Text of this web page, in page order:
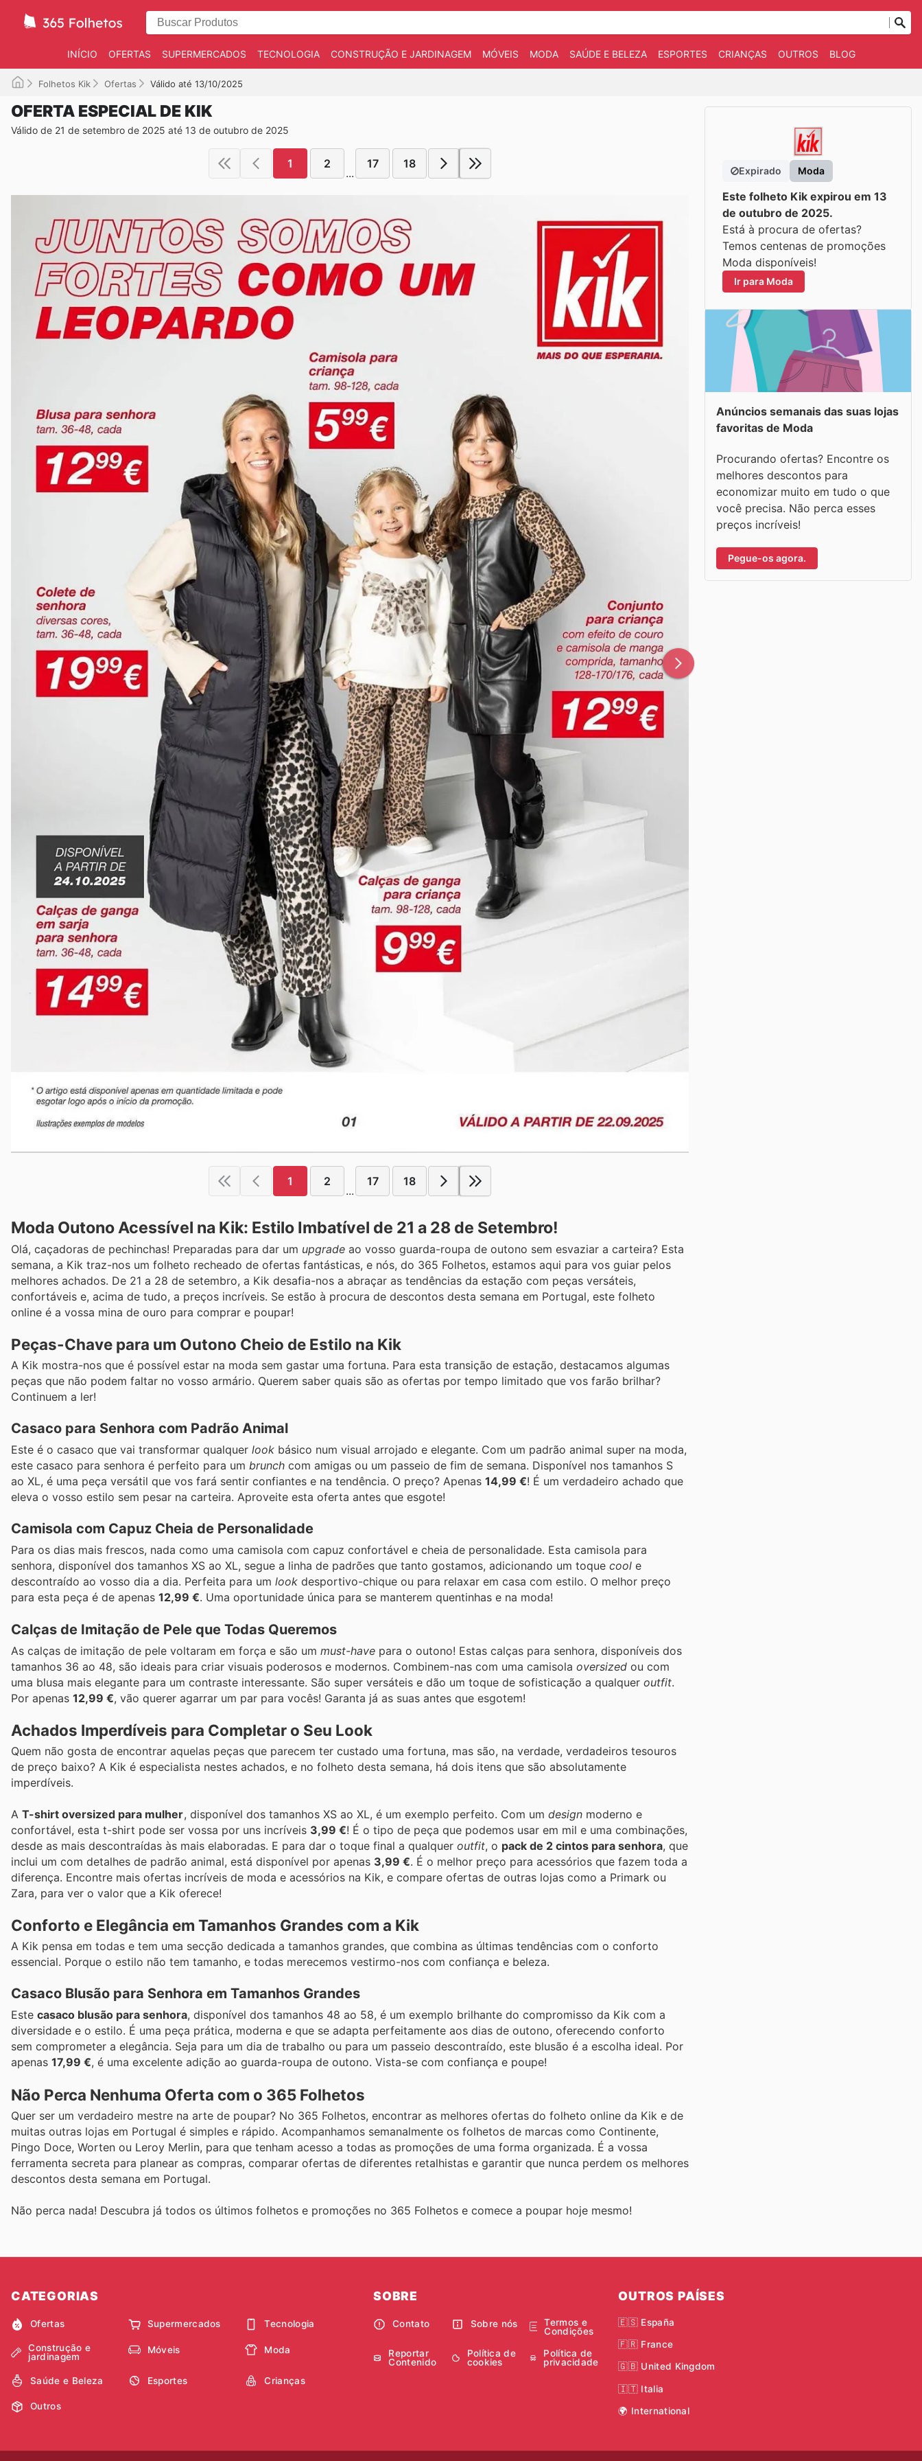
INÍCIO OFERTAS SUPERMERCADOS TECNOLOGIA CONSTRUÇÃO E JARDINAGEM MÓVEIS MODA SAÚDE E BELEZA ESPORTES CRIANÇAS OUTROS BLOG
Folhetos Kik Ofertas Válido até 13/10/2025
OFERTA ESPECIAL DE KIK
Válido de 21 de setembro de 2025 até 13 de outubro de 2025
1 2
...
17 18
1 2
...
17 18
Moda Outono Acessível na Kik: Estilo Imbatível de 21 a 28 de Setembro!
Olá, caçadoras de pechinchas! Preparadas para dar um upgrade ao vosso guarda-roupa de outono sem esvaziar a carteira? Esta
semana, a Kik traz-nos um folheto recheado de ofertas fantásticas, e nós, do 365 Folhetos, estamos aqui para vos guiar pelos
melhores achados. De 21 a 28 de setembro, a Kik desafia-nos a abraçar as tendências da estação com peças versáteis,
confortáveis e, acima de tudo, a preços incríveis. Se estão à procura de descontos desta semana em Portugal, este folheto
online é a vossa mina de ouro para comprar e poupar!
Peças-Chave para um Outono Cheio de Estilo na Kik
A Kik mostra-nos que é possível estar na moda sem gastar uma fortuna. Para esta transição de estação, destacamos algumas
peças que não podem faltar no vosso armário. Querem saber quais são as ofertas por tempo limitado que vos farão brilhar?
Continuem a ler!
Casaco para Senhora com Padrão Animal
Este é o casaco que vai transformar qualquer look básico num visual arrojado e elegante. Com um padrão animal super na moda,
este casaco para senhora é perfeito para um brunch com amigas ou um passeio de fim de semana. Disponível nos tamanhos S
ao XL, é uma peça versátil que vos fará sentir confiantes e na tendência. O preço? Apenas 14,99 €! É um verdadeiro achado que
eleva o vosso estilo sem pesar na carteira. Aproveite esta oferta antes que esgote!
Camisola com Capuz Cheia de Personalidade
Para os dias mais frescos, nada como uma camisola com capuz confortável e cheia de personalidade. Esta camisola para
senhora, disponível dos tamanhos XS ao XL, segue a linha de padrões que tanto gostamos, adicionando um toque cool e
descontraído ao vosso dia a dia. Perfeita para um look desportivo-chique ou para relaxar em casa com estilo. O melhor preço
para esta peça é de apenas 12,99 €. Uma oportunidade única para se manterem quentinhas e na moda!
Calças de Imitação de Pele que Todas Queremos
As calças de imitação de pele voltaram em força e são um must-have para o outono! Estas calças para senhora, disponíveis dos
tamanhos 36 ao 48, são ideais para criar visuais poderosos e modernos. Combinem-nas com uma camisola oversized ou com
uma blusa mais elegante para um contraste interessante. São super versáteis e dão um toque de sofisticação a qualquer outfit.
Por apenas 12,99 €, vão querer agarrar um par para vocês! Garanta já as suas antes que esgotem!
Achados Imperdíveis para Completar o Seu Look
Quem não gosta de encontrar aquelas peças que parecem ter custado uma fortuna, mas são, na verdade, verdadeiros tesouros
de preço baixo? A Kik é especialista nestes achados, e no folheto desta semana, há dois itens que são absolutamente
imperdíveis.
A T-shirt oversized para mulher, disponível dos tamanhos XS ao XL, é um exemplo perfeito. Com um design moderno e
confortável, esta t-shirt pode ser vossa por uns incríveis 3,99 €! É o tipo de peça que podemos usar em mil e uma combinações,
desde as mais descontraídas às mais elaboradas. E para dar o toque final a qualquer outfit, o pack de 2 cintos para senhora, que
inclui um com detalhes de padrão animal, está disponível por apenas 3,99 €. É o melhor preço para acessórios que fazem toda a
diferença. Encontre mais ofertas incríveis de moda e acessórios na Kik, e compare ofertas de outras lojas como a Primark ou
Zara, para ver o valor que a Kik oferece!
Conforto e Elegância em Tamanhos Grandes com a Kik
A Kik pensa em todas e tem uma secção dedicada a tamanhos grandes, que combina as últimas tendências com o conforto
essencial. Porque o estilo não tem tamanho, e todas merecemos vestirmo-nos com confiança e beleza.
Casaco Blusão para Senhora em Tamanhos Grandes
Este casaco blusão para senhora, disponível dos tamanhos 48 ao 58, é um exemplo brilhante do compromisso da Kik com a
diversidade e o estilo. É uma peça prática, moderna e que se adapta perfeitamente aos dias de outono, oferecendo conforto
sem comprometer a elegância. Seja para um dia de trabalho ou para um passeio descontraído, este blusão é a escolha ideal. Por
apenas 17,99 €, é uma excelente adição ao guarda-roupa de outono. Vista-se com confiança e poupe!
Não Perca Nenhuma Oferta com o 365 Folhetos
Quer ser um verdadeiro mestre na arte de poupar? No 365 Folhetos, encontrar as melhores ofertas do folheto online da Kik e de
muitas outras lojas em Portugal é simples e rápido. Acompanhamos semanalmente os folhetos de marcas como Continente,
Pingo Doce, Worten ou Leroy Merlin, para que tenham acesso a todas as promoções de uma forma organizada. É a vossa
ferramenta secreta para planear as compras, comparar ofertas de diferentes retalhistas e garantir que nunca perdem os melhores
descontos desta semana em Portugal.
Não perca nada! Descubra já todos os últimos folhetos e promoções no 365 Folhetos e comece a poupar hoje mesmo!
Expirado Moda
Este folheto Kik expirou em 13
de outubro de 2025.
Está à procura de ofertas?
Temos centenas de promoções
Moda disponíveis!
Ir para Moda
Anúncios semanais das suas lojas
favoritas de Moda
Procurando ofertas? Encontre os
melhores descontos para
economizar muito em tudo o que
você precisa. Não perca esses
preços incríveis!
Pegue-os agora.
CATEGORIAS
Ofertas Supermercados Tecnologia
Construção e
jardinagem
Móveis Moda
Saúde e Beleza Esportes Crianças
Outros
SOBRE
Contato Sobre nós
Termos e
Condições
Reportar
Contenido
Política de
cookies
Política de
privacidade
OUTROS PAÍSES
🇪🇸 España
🇫🇷 France
🇬🇧 United Kingdom
🇮🇹 Italia
🌍 International